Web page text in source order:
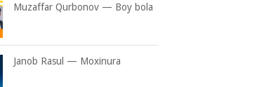
Muzaffar Qurbonov — Boy bola
Janob Rasul — Moxinura